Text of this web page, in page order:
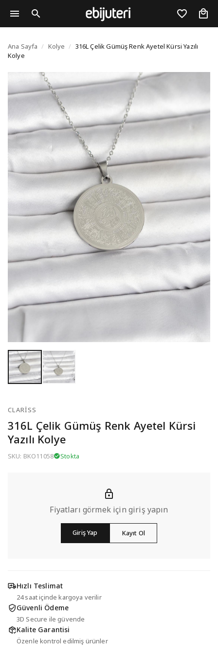
316L Çelik Gümüş
Ana Sayfa / Kolye / 316L Çelik Gümüş Renk Ayetel Kürsi Yazılı
Kolye
CLARISS
316L Çelik Gümüş Renk Ayetel Kürsi
Yazılı Kolye
SKU: BKO11058 Stokta
Fiyatları görmek için giriş yapın
Giriş Yap Kayıt Ol
Hızlı Teslimat
24 saat içinde kargoya verilir
Güvenli Ödeme
3D Secure ile güvende
Kalite Garantisi
Özenle kontrol edilmiş ürünler